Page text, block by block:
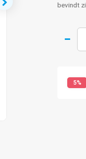
bevindt
5%